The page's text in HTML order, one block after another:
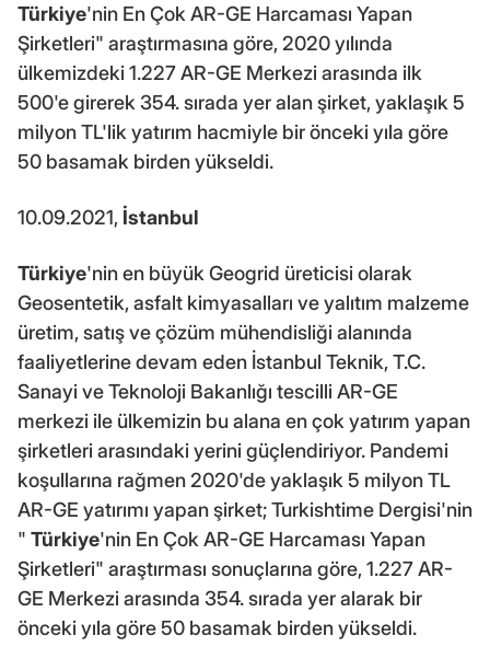
Türkiye'nin En Çok AR-GE Harcaması Yapan
Şirketleri" araştırmasına göre, 2020 yılında
ülkemizdeki 1.227 AR-GE Merkezi arasında ilk
500'e girerek 354. sırada yer alan şirket, yaklaşık 5
milyon TL'lik yatırım hacmiyle bir önceki yıla göre
50 basamak birden yükseldi.
10.09.2021, İstanbul
Türkiye'nin en büyük Geogrid üreticisi olarak
Geosentetik, asfalt kimyasalları ve yalıtım malzeme
üretim, satış ve çözüm mühendisliği alanında
faaliyetlerine devam eden İstanbul Teknik, T.C.
Sanayi ve Teknoloji Bakanlığı tescilli AR-GE
merkezi ile ülkemizin bu alana en çok yatırım yapan
şirketleri arasındaki yerini güçlendiriyor. Pandemi
koşullarına rağmen 2020'de yaklaşık 5 milyon TL
AR-GE yatırımı yapan şirket; Turkishtime Dergisi'nin
" Türkiye'nin En Çok AR-GE Harcaması Yapan
Şirketleri" araştırması sonuçlarına göre, 1.227 AR-
GE Merkezi arasında 354. sırada yer alarak bir
önceki yıla göre 50 basamak birden yükseldi.